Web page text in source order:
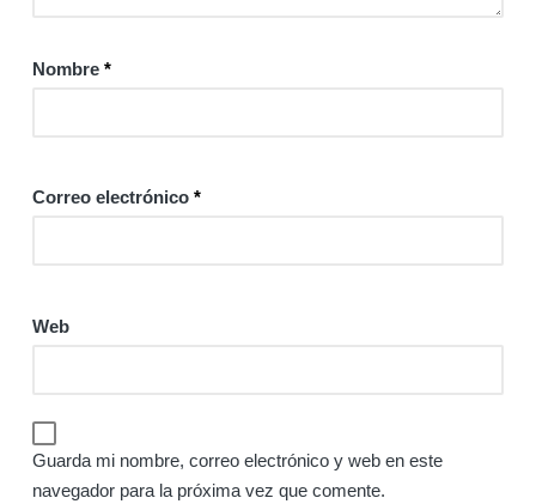
Nombre *
Correo electrónico *
Web
Guarda mi nombre, correo electrónico y web en este
navegador para la próxima vez que comente.